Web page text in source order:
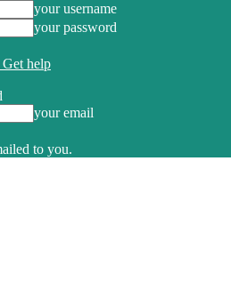
your username
your password
help
your email
to you.